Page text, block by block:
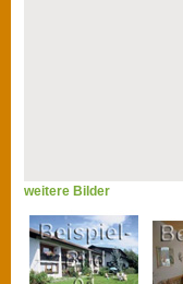
weitere Bilder